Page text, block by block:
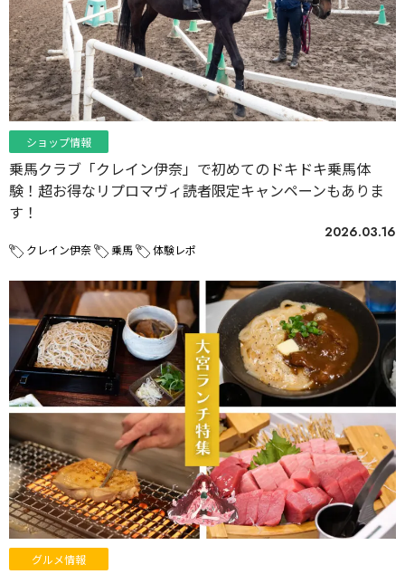
ショップ情報
乗馬クラブ「クレイン伊奈」で初めてのドキドキ乗馬体
験！超お得なリプロマヴィ読者限定キャンペーンもありま
す！
2026.03.16
クレイン伊奈 乗馬 体験レポ
グルメ情報